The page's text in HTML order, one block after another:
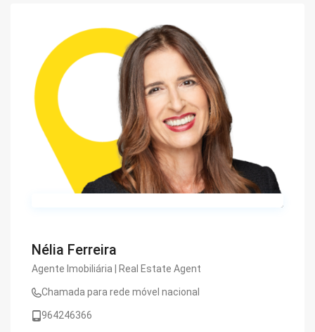
Nélia Ferreira
Agente Imobiliária | Real Estate Agent
Chamada para rede móvel nacional
964246366